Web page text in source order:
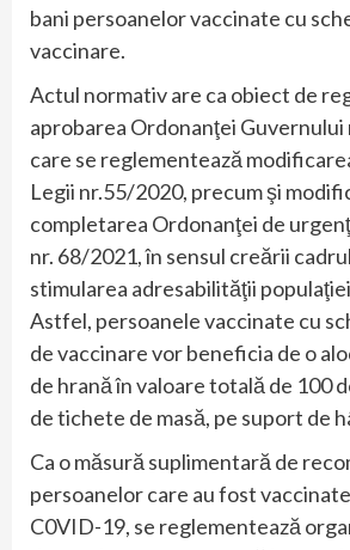
bani persoanelor vaccinate cu
vaccinare.
Actul normativ are ca obiect de
aprobarea Ordonanţei Guvernului
care se reglementează
Legii nr.55/2020, precum şi
completarea Ordonanţei de
nr. 68/2021, în sensul creării
stimularea adresabilităţii
Astfel, persoanele vaccinate cu
de vaccinare vor beneficia de o
de hrană în valoare totală de 100
de tichete de masă, pe suport de
Ca o măsură suplimentară de
persoanelor care au fost
C0VID-19, se reglementează